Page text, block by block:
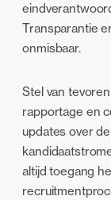
Transparantie
onmisbaar.
Stel van
rapportage en
updates over
altijd toegang